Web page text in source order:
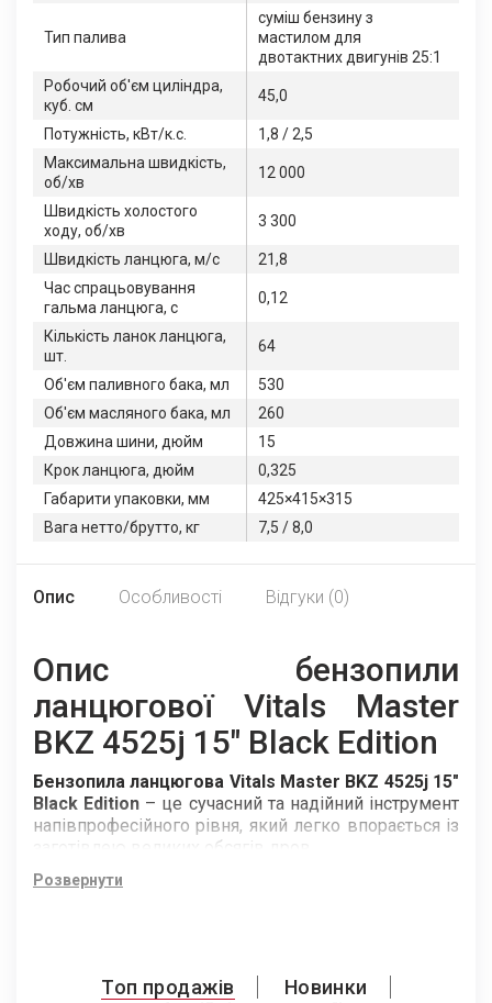
Тип палива
суміш бензину з
мастилом для
двотактних двигунів 25:1
Робочий об'єм циліндра,
куб. см
45,0
Потужність, кВт/к.с.
1,8 / 2,5
Максимальна швидкість,
об/хв
12 000
Швидкість холостого
ходу, об/хв
3 300
Швидкість ланцюга, м/c
21,8
Час спрацьовування
гальма ланцюга, с
0,12
Кількість ланок ланцюга,
шт.
64
Об'єм паливного бака, мл
530
Об'єм масляного бака, мл
260
Довжина шини, дюйм
15
Крок ланцюга, дюйм
0,325
Габарити упаковки, мм
425×415×315
Вага нетто/брутто, кг
7,5 / 8,0
Опис Особливості Відгуки (0)
Опис бензопили
ланцюгової Vitals Master
BKZ 4525j 15" Black Edition
Бензопила ланцюгова Vitals Master BKZ 4525j 15"
Black Edition – це сучасний та надійний інструмент
напівпрофесійного рівня, який легко впорається із
заготівлею великих обсягів дров.
Потужність та продуктивність
двигуном із повітряним охолодженням об’ємом
циліндра 45,0 см3 та потужністю 2,5 к.с. (1,8 кВт).
Розвернути
Топ продажів
Новинки